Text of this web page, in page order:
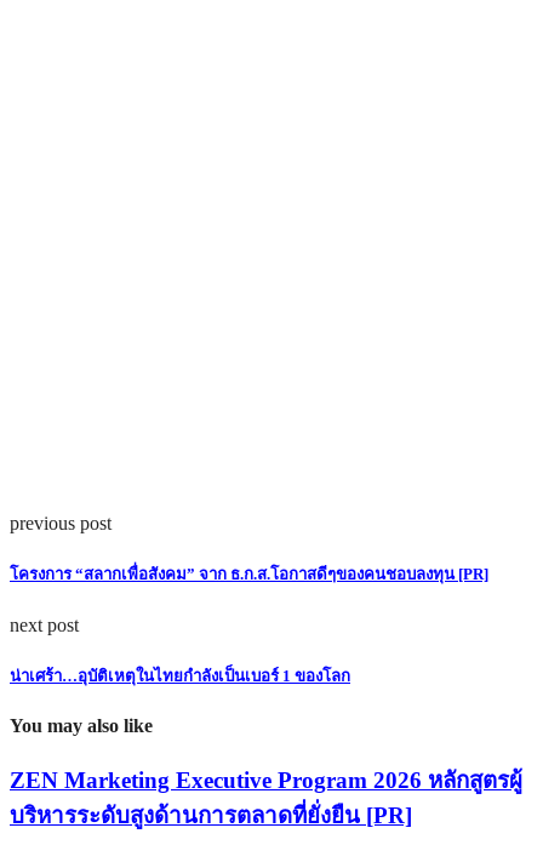
previous post
โครงการ “สลากเพื่อสังคม” จาก ธ.ก.ส.โอกาสดีๆของคนชอบลงทุน [PR]
next post
น่าเศร้า…อุบัติเหตุในไทยกำลังเป็นเบอร์ 1 ของโลก
You may also like
ZEN Marketing Executive Program 2026 หลักสูตรผู้
บริหารระดับสูงด้านการตลาดที่ยั่งยืน [PR]